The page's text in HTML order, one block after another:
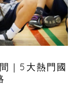
｜5大熱門國